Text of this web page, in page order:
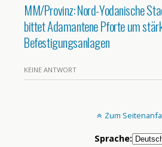
MM/Provinz: Nord-Yodanische
bittet Adamantene Pforte um
Befestigungsanlagen
KEINE ANTWORT
Zum
Sprache: